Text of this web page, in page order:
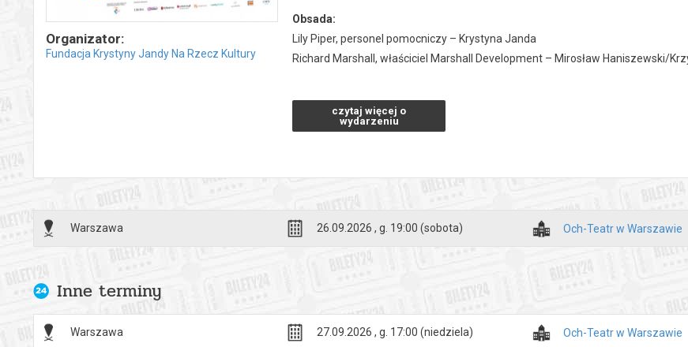
Organizator:
Fundacja Krystyny Jandy Na Rzecz Kultury
Obsada:
Lily Piper, personel pomocniczy – Krystyna Janda
Richard Marshall, właściciel Marshall Development – Mirosław Haniszewski/
Inspektor Baxter – [Piotr Machalica]/Krzysztof Stelmaszyk
Claire Marshall, żona Richarda Marshalla – Agnieszka Krukówna/Natalia
Vickie Reynolds, maszynistka – Magdalena Lamparska
(Pan Logan, komputerowiec, pracownik Marshall Development – postać
Data premiery:23 lutego 2020
wyraziste charaktery sceniczne! Świetnie naszkicowanych osiem postaci, w
ciamajda i „wiedząca wszystko sprzątaczka”, czyli znajoma inspektora z
czytaj więcej o
wydarzeniu
Warszawa 26.09.2026 , g. 19:00 (sobota) Och-Teatr w Warszawie
Inne terminy
Warszawa 27.09.2026 , g. 17:00 (niedziela) Och-Teatr w Warszawie